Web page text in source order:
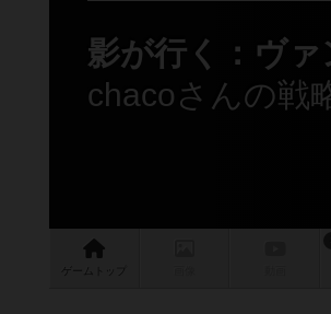
影が行く：ヴ
chacoさんの戦
ゲーム